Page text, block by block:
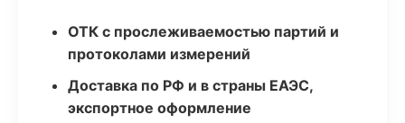
ОТК с прослеживаемостью партий и
протоколами измерений
Доставка по РФ и в страны ЕАЭС,
экспортное оформление